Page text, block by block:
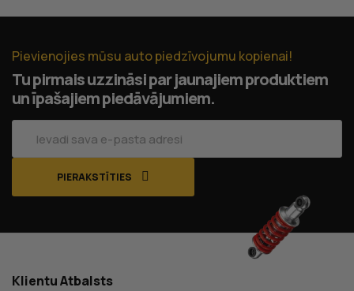
Pievienojies mūsu auto piedzīvojumu kopienai!
Tu pirmais uzzināsi par jaunajiem produktiem
un īpašajiem piedāvājumiem.
PIERAKSTĪTIES
Klientu Atbalsts